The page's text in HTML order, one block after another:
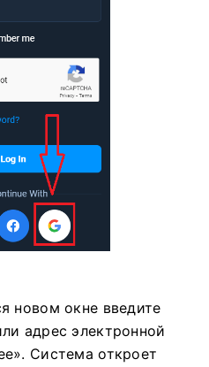
новом окне введите
адрес электронной
Система откроет